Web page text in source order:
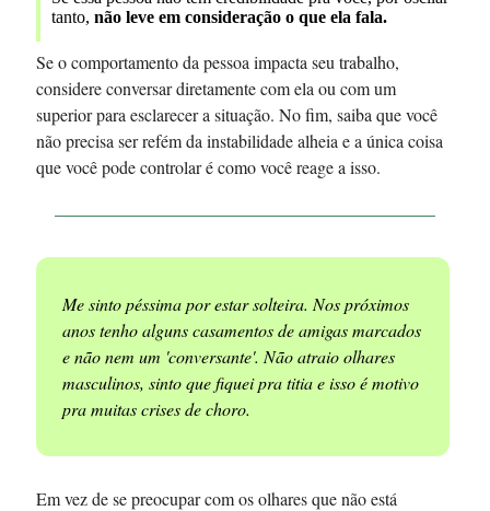
tanto, não leve em consideração o que ela fala.
Se o comportamento da pessoa impacta seu trabalho,
considere conversar diretamente com ela ou com um
superior para esclarecer a situação. No fim, saiba que você
não precisa ser refém da instabilidade alheia e a única coisa
que você pode controlar é como você reage a isso.
Me sinto péssima por estar solteira. Nos próximos
anos tenho alguns casamentos de amigas marcados
e não nem um 'conversante'. Não atraio olhares
masculinos, sinto que fiquei pra titia e isso é motivo
pra muitas crises de choro.
Em vez de se preocupar com os olhares que não está